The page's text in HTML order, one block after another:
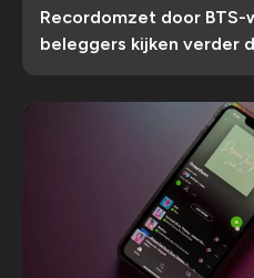
Recordomzet door
beleggers kijken verder